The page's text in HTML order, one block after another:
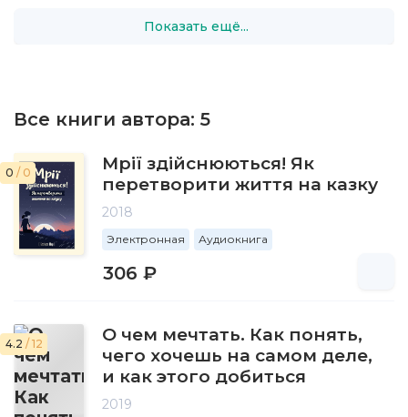
Показать ещё...
Все книги автора: 5
0 / 0
Мрії здійснюються! Як
перетворити життя на казку
2018
Электронная Аудиокнига
306 ₽
4.2 / 12
О чем мечтать. Как понять,
чего хочешь на самом деле,
и как этого добиться
2019